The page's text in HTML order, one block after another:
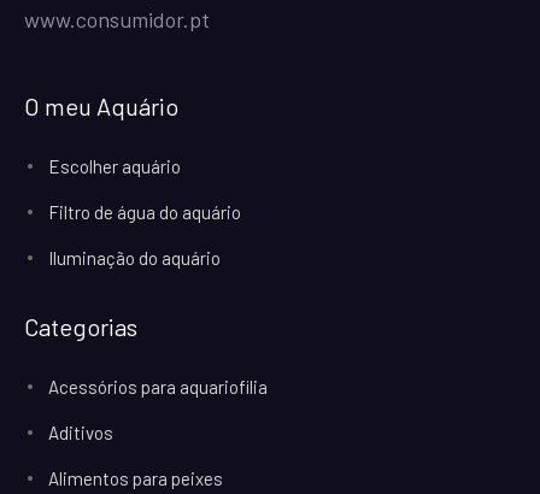
www.consumidor.pt
O meu Aquário
Escolher aquário
Filtro de água do aquário
Iluminação do aquário
Categorias
Acessórios para aquariofilia
Aditivos
Alimentos para peixes